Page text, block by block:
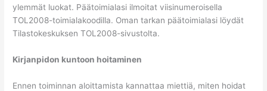
ylemmät luokat. Päätoimialasi ilmoitat viisinumeroisella
TOL2008-toimialakoodilla. Oman tarkan päätoimialasi löydät
Tilastokeskuksen TOL2008-sivustolta.
Kirjanpidon kuntoon hoitaminen
Ennen toiminnan aloittamista kannattaa miettiä, miten hoidat